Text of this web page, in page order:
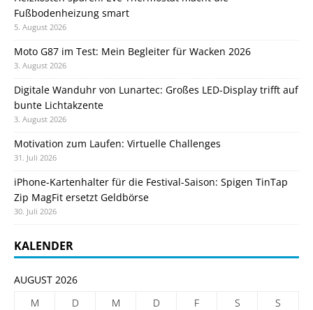
Fußbodenheizung smart
5. August 2026
Moto G87 im Test: Mein Begleiter für Wacken 2026
3. August 2026
Digitale Wanduhr von Lunartec: Großes LED-Display trifft auf
bunte Lichtakzente
3. August 2026
Motivation zum Laufen: Virtuelle Challenges
31. Juli 2026
iPhone-Kartenhalter für die Festival-Saison: Spigen TinTap
Zip MagFit ersetzt Geldbörse
30. Juli 2026
KALENDER
AUGUST 2026
M
D M D F S
S